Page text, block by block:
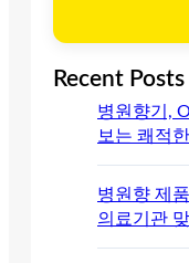
Recent Posts
병원향기,
보는 쾌적
병원향 제
의료기관